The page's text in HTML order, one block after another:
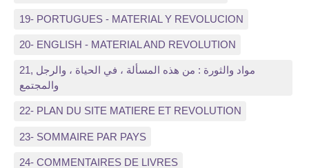
19- PORTUGUES - MATERIAL Y REVOLUCION
20- ENGLISH - MATERIAL AND REVOLUTION
21, مواد والثورة : من هذه المسألة ، في الحياة ، والرجل
والمجتمع
22- PLAN DU SITE MATIERE ET REVOLUTION
23- SOMMAIRE PAR PAYS
24- COMMENTAIRES DE LIVRES